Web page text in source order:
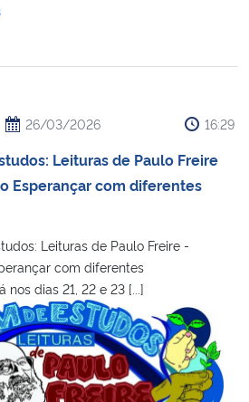
e dos Direitos Humanos
26/03/2026 16:29
Leituras de Paulo Freire
Esperançar com diferentes
Leituras de Paulo Freire -
com diferentes
dias 21, 22 e 23 [...]